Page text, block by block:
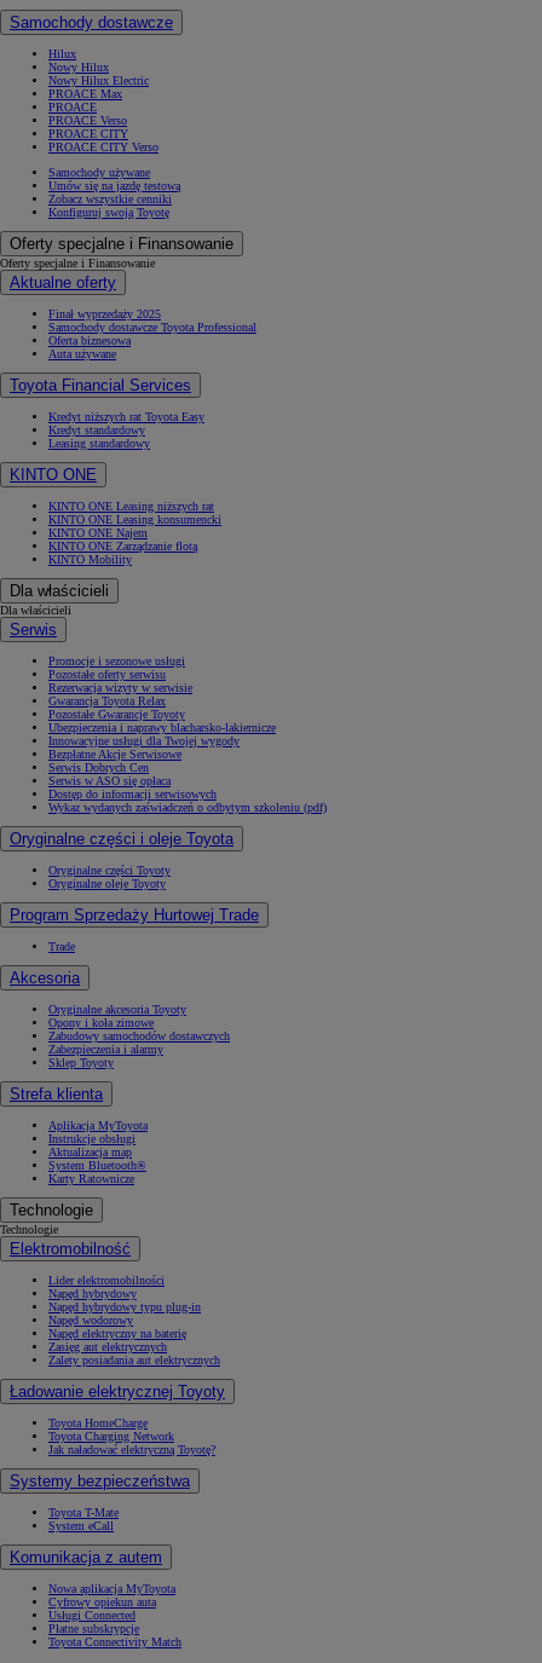
Samochody dostawcze
Hilux
Nowy Hilux
Nowy Hilux Electric
PROACE Max
PROACE
PROACE Verso
PROACE CITY
PROACE CITY Verso
Samochody używane
Umów się na jazdę testową
Zobacz wszystkie cenniki
Konfiguruj swoją Toyotę
Oferty specjalne i Finansowanie
Oferty specjalne i Finansowanie
Aktualne oferty
Finał wyprzedaży 2025
Samochody dostawcze Toyota Professional
Oferta biznesowa
Auta używane
Toyota Financial Services
Kredyt niższych rat Toyota Easy
Kredyt standardowy
Leasing standardowy
KINTO ONE
KINTO ONE Leasing niższych rat
KINTO ONE Leasing konsumencki
KINTO ONE Najem
KINTO ONE Zarządzanie flotą
KINTO Mobility
Dla właścicieli
Dla właścicieli
Serwis
Promocje i sezonowe usługi
Pozostałe oferty serwisu
Rezerwacja wizyty w serwisie
Gwarancja Toyota Relax
Pozostałe Gwarancje Toyoty
Ubezpieczenia i naprawy blacharsko-lakiernicze
Innowacyjne usługi dla Twojej wygody
Bezpłatne Akcje Serwisowe
Serwis Dobrych Cen
Serwis w ASO się opłaca
Dostęp do informacji serwisowych
Wykaz wydanych zaświadczeń o odbytym szkoleniu (pdf)
Oryginalne części i oleje Toyota
Oryginalne części Toyoty
Oryginalne oleje Toyoty
Program Sprzedaży Hurtowej Trade
Trade
Akcesoria
Oryginalne akcesoria Toyoty
Opony i koła zimowe
Zabudowy samochodów dostawczych
Zabezpieczenia i alarmy
Sklep Toyoty
Strefa klienta
Aplikacja MyToyota
Instrukcje obsługi
Aktualizacja map
System Bluetooth®
Karty Ratownicze
Technologie
Technologie
Elektromobilność
Lider elektromobilności
Napęd hybrydowy
Napęd hybrydowy typu plug-in
Napęd wodorowy
Napęd elektryczny na baterię
Zasięg aut elektrycznych
Zalety posiadania aut elektrycznych
Ładowanie elektrycznej Toyoty
Toyota HomeCharge
Toyota Charging Network
Jak naładować elektryczną Toyotę?
Systemy bezpieczeństwa
Toyota T-Mate
System eCall
Komunikacja z autem
Nowa aplikacja MyToyota
Cyfrowy opiekun auta
Usługi Connected
Płatne subskrypcje
Toyota Connectivity Match